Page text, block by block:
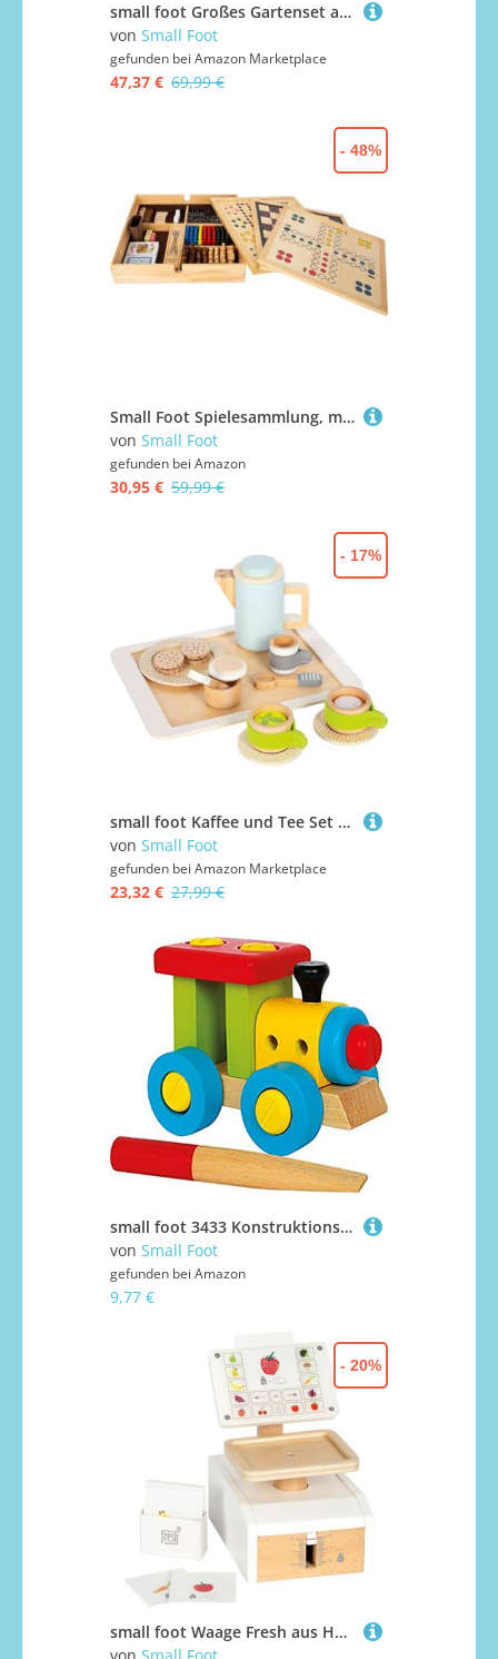
small foot Großes Gartenset aus Holz und Metall, mit Schubkarre, Spaten, Harke uvm., ab 3 Jahren, 12014
von Small Foot
gefunden bei Amazon Marketplace
47,37 € 69,99 €
Small Foot Spielesammlung, mit 20 klassischen Gesellschaftsspielen in massiver Holzkiste, ab sechs Jahren, Art. 11753, 36x36x7 cm
von Small Foot
gefunden bei Amazon
30,95 € 59,99 €
- 48%
small foot Kaffee und Tee Set Kinderküche aus Holz, 15-TLG. Küchenspielzeug, Rollenspiel für Kinder ab 2 Jahren, 12484
von Small Foot
gefunden bei Amazon Marketplace
23,32 € 27,99 €
- 17%
small foot 3433 Konstruktions Lokomotive
von Small Foot
gefunden bei Amazon
9,77 €
small foot Waage Fresh aus Holz, multifunktionales Zubehör für Kaufladen, Rollenspielzeug, ab 3 Jahren, 12418
- 20%